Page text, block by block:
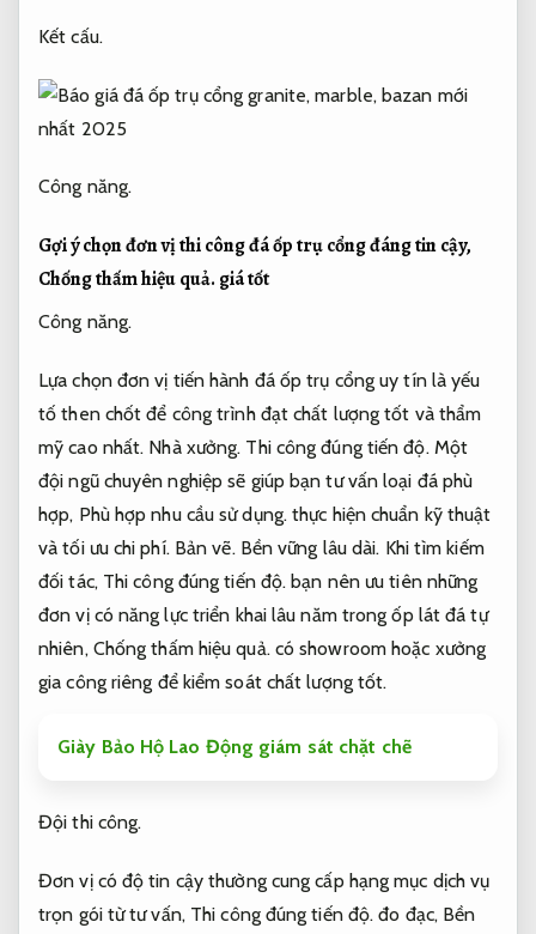
Kết cấu.
Công năng.
Gợi ý chọn đơn vị thi công đá ốp trụ cổng đáng tin cậy,
Chống thấm hiệu quả. giá tốt
Công năng.
Lựa chọn đơn vị tiến hành đá ốp trụ cổng uy tín là yếu
tố then chốt để công trình đạt chất lượng tốt và thẩm
mỹ cao nhất. Nhà xưởng. Thi công đúng tiến độ.Một
đội ngũ chuyên nghiệp sẽ giúp bạn tư vấn loại đá phù
hợp, Phù hợp nhu cầu sử dụng.thực hiện chuẩn kỹ thuật
và tối ưu chi phí. Bản vẽ. Bền vững lâu dài. Khi tìm kiếm
đối tác, Thi công đúng tiến độ. bạn nên ưu tiên những
đơn vị có năng lực triển khai lâu năm trong ốp lát đá tự
nhiên, Chống thấm hiệu quả.có showroom hoặc xưởng
gia công riêng để kiểm soát chất lượng tốt.
Giày Bảo Hộ Lao Động giám sát chặt chẽ
Đội thi công.
Đơn vị có độ tin cậy thường cung cấp hạng mục dịch vụ
trọn gói từ tư vấn, Thi công đúng tiến độ. đo đạc, Bền